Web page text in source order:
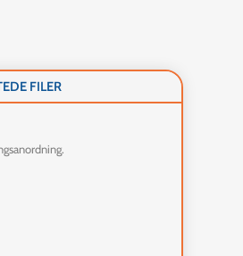
FILER